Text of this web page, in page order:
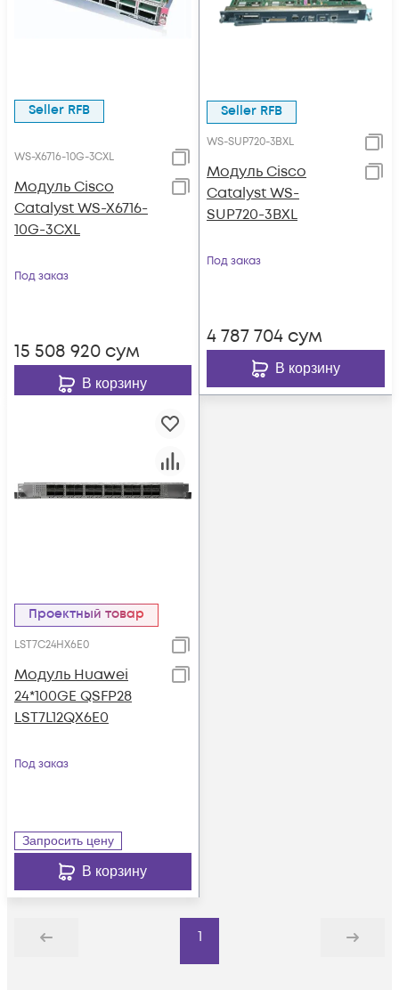
Seller RFB
WS-X6716-10G-3CXL
Модуль Cisco
Catalyst WS-X6716-
10G-3CXL
Под заказ
15 508 920 сум
В корзину
Seller RFB
WS-SUP720-3BXL
Модуль Cisco
Catalyst WS-
SUP720-3BXL
Под заказ
4 787 704 сум
В корзину
Проектный товар
LST7C24HX6E0
Модуль Huawei
24*100GE QSFP28
LST7L12QX6E0
Под заказ
Запросить цену
В корзину
Назад
1
Дальше